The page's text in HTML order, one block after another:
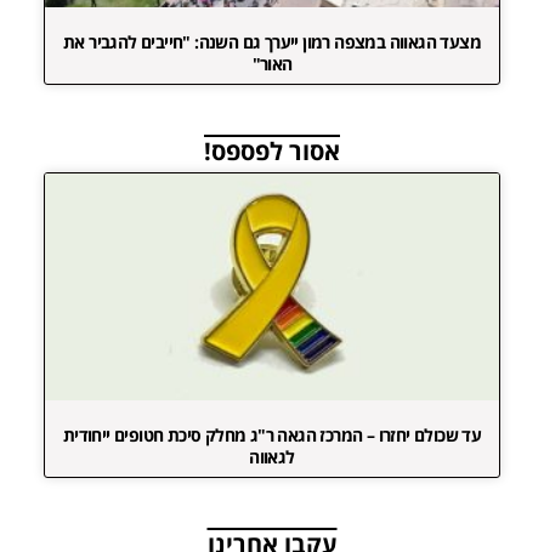
מצעד הגאווה במצפה רמון ייערך גם השנה: "חייבים להגביר את
האור"
אסור לפספס!
עד שכולם יחזרו – המרכז הגאה ר"ג מחלק סיכת חטופים ייחודית
לגאווה
עקבו אחרינו